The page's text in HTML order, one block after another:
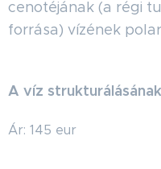
cenotéjának (a régi
forrása) vízének
A víz
Ár: 145 eur